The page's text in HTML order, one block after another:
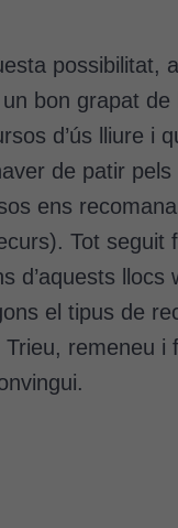
possibilitat,
bon grapat de
d’ús lliure i
de patir pels
ens
Tot seguit
d’aquests llocs
el tipus de
remeneu i